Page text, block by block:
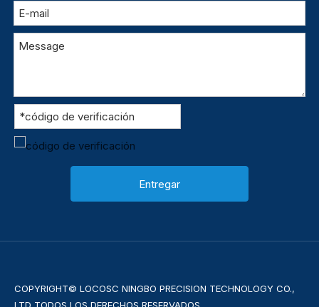
Entregar
COPYRIGHT© LOCOSC NINGBO PRECISION TECHNOLOGY CO.,